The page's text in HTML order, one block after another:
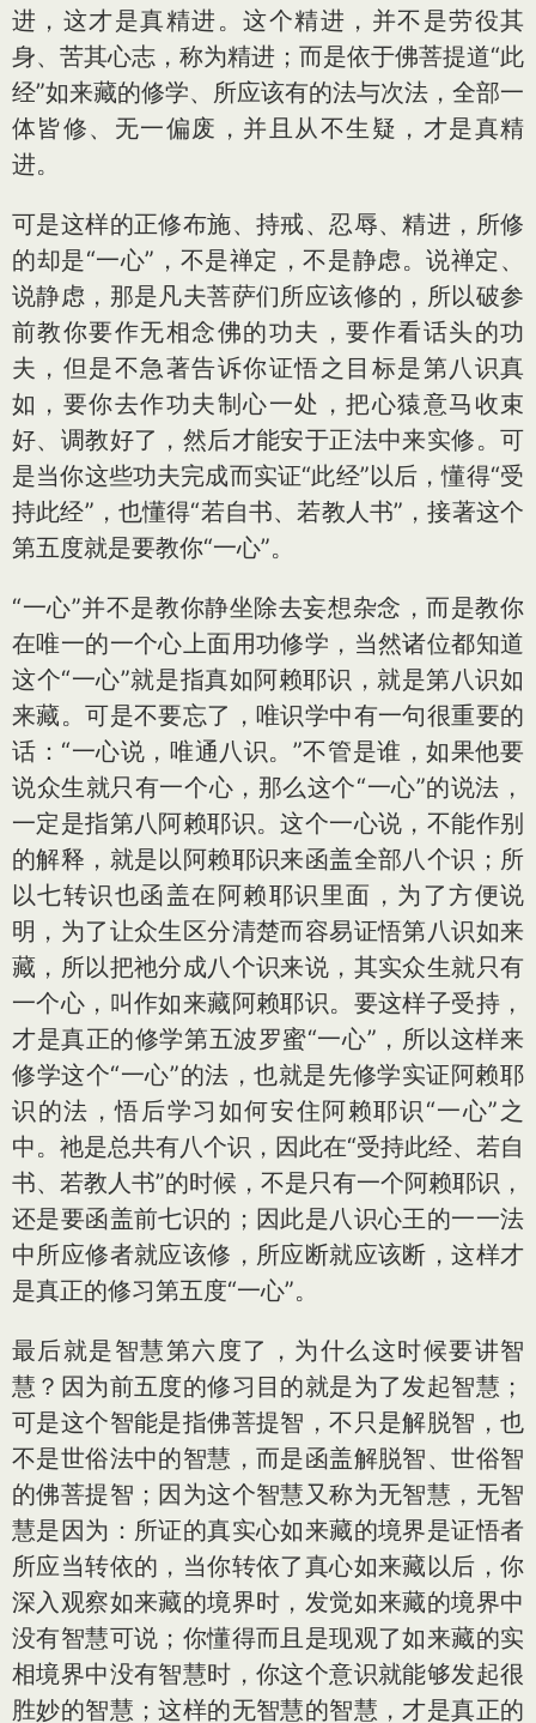
进，这才是真精进。这个精进，并不是劳役其
身、苦其心志，称为精进；而是依于佛菩提道“此
经”如来藏的修学、所应该有的法与次法，全部一
体皆修、无一偏废，并且从不生疑，才是真精
进。
可是这样的正修布施、持戒、忍辱、精进，所修
的却是“一心”，不是禅定，不是静虑。说禅定、
说静虑，那是凡夫菩萨们所应该修的，所以破参
前教你要作无相念佛的功夫，要作看话头的功
夫，但是不急著告诉你证悟之目标是第八识真
如，要你去作功夫制心一处，把心猿意马收束
好、调教好了，然后才能安于正法中来实修。可
是当你这些功夫完成而实证“此经”以后，懂得“受
持此经”，也懂得“若自书、若教人书”，接著这个
第五度就是要教你“一心”。
“一心”并不是教你静坐除去妄想杂念，而是教你
在唯一的一个心上面用功修学，当然诸位都知道
这个“一心”就是指真如阿赖耶识，就是第八识如
来藏。可是不要忘了，唯识学中有一句很重要的
话：“一心说，唯通八识。”不管是谁，如果他要
说众生就只有一个心，那么这个“一心”的说法，
一定是指第八阿赖耶识。这个一心说，不能作别
的解释，就是以阿赖耶识来函盖全部八个识；所
以七转识也函盖在阿赖耶识里面，为了方便说
明，为了让众生区分清楚而容易证悟第八识如来
藏，所以把祂分成八个识来说，其实众生就只有
一个心，叫作如来藏阿赖耶识。要这样子受持，
才是真正的修学第五波罗蜜“一心”，所以这样来
修学这个“一心”的法，也就是先修学实证阿赖耶
识的法，悟后学习如何安住阿赖耶识“一心”之
中。祂是总共有八个识，因此在“受持此经、若自
书、若教人书”的时候，不是只有一个阿赖耶识，
还是要函盖前七识的；因此是八识心王的一一法
中所应修者就应该修，所应断就应该断，这样才
是真正的修习第五度“一心”。
最后就是智慧第六度了，为什么这时候要讲智
慧？因为前五度的修习目的就是为了发起智慧；
可是这个智能是指佛菩提智，不只是解脱智，也
不是世俗法中的智慧，而是函盖解脱智、世俗智
的佛菩提智；因为这个智慧又称为无智慧，无智
慧是因为：所证的真实心如来藏的境界是证悟者
所应当转依的，当你转依了真心如来藏以后，你
深入观察如来藏的境界时，发觉如来藏的境界中
没有智慧可说；你懂得而且是现观了如来藏的实
相境界中没有智慧时，你这个意识就能够发起很
胜妙的智慧；这样的无智慧的智慧，才是真正的